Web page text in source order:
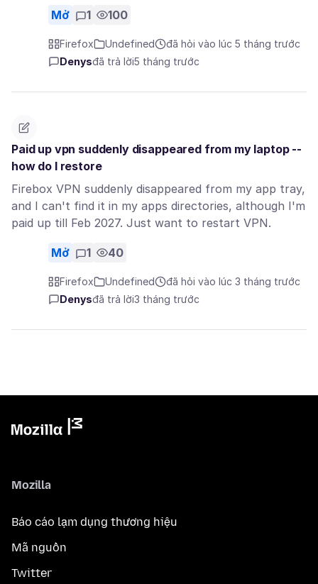
Mở 1 100
Firefox Undefined
đã hỏi vào lúc 5 tháng trước
Denysđã trả lời5 tháng trước
Paid up vpn suddenly disappeared from my laptop --
how do I restore
Firebox VPN suddenly disappeared from my app tray,
and I can't find it in my apps directories, although I'm
paid up till Feb 2027. Just want to restart VPN.
Mở 1 40
Firefox Undefined
đã hỏi vào lúc 3 tháng trước
Denysđã trả lời3 tháng trước
Mozilla
Báo cáo lạm dụng thương hiệu
Mã nguồn
Twitter